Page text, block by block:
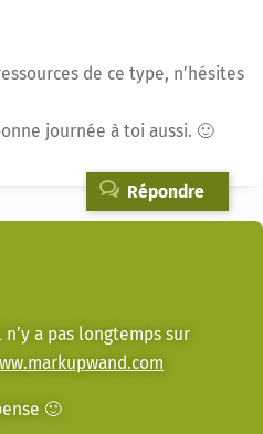
de ce type, n’hésites
journée à toi aussi. 🙂
Répondre
n’y a pas longtemps sur
🙂